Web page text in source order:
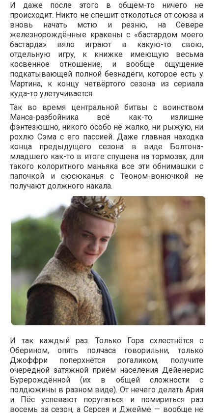
И даже после этого в общем-то ничего не
происходит. Никто не спешит отколоться от союза и
вновь начать мстю и резню, на Севере
железнорождённые кракены с «бастардом моего
бастарда» вяло играют в какую-то свою,
отдельную игру, к книжке имеющую весьма
косвенное отношение, и вообще ощущение
подкатывающей полной безнадёги, которое есть у
Мартина, к концу четвёртого сезона из сериала
куда-то улетучивается.
Так во время центральной битвы с воинством
Манса-разбойника всё как-то излишне
фэнтезюшно, никого особо не жалко, ни рыжую, ни
рохлю Сэма с его пассией. Даже главная находка
конца предыдущего сезона в виде Болтона-
младшего как-то в итоге спущена на тормозах, для
такого колоритного маньяка все эти обнимашки с
папочкой и сюсюканья с Теоном-вонючкой не
получают должного накала.
И так каждый раз. Только Гора схлестнётся с
Оберином, опять полчаса говорильни, только
Джоффри поперхнётся рогаликом, получите
очередной затяжной приём населения Дейенерис
Бурерождённой (их в общей сложности с
полдюжины в разном виде). От нечего делать Ария
и Пёс успевают поругаться и помириться раз
восемь за сезон, а Серсея и Джейме — вообще не